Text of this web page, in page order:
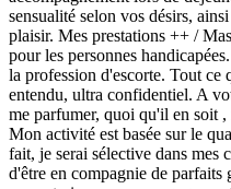
sensualité selon vos désirs,
plaisir. Mes prestations ++ /
pour les personnes
la profession d'escorte. Tout ce
entendu, ultra confidentiel. A
me parfumer, quoi qu'il en soit ,
Mon activité est basée sur le
fait, je serai sélective dans
d'être en compagnie de parfaits